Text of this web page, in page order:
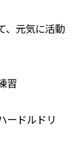
、元気に活動
習
ードルドリ